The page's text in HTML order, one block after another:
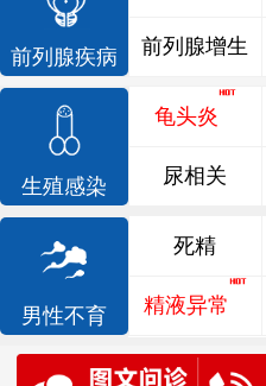
前列腺疾病 前列腺增生
生殖感染
龟头炎
尿相关
男性不育
死精
精液异常